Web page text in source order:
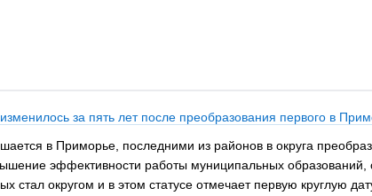
за пять лет после преобразования первого в
в Приморье, последними из районов в округа
эффективности работы муниципальных образований,
стал округом и в этом статусе отмечает первую круглую